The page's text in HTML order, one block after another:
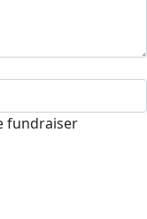
fundraiser